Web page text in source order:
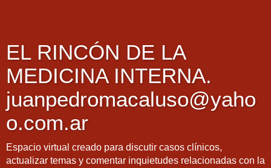
EL RINCÓN DE LA
MEDICINA INTERNA.
juanpedromacaluso@yaho
o.com.ar
Espacio virtual creado para discutir casos clínicos,
actualizar temas y comentar inquietudes relacionadas con la